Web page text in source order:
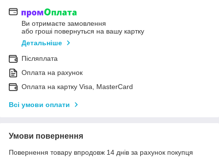
Ви отримаєте замовлення
або гроші повернуться на вашу картку
Детальніше
Післяплата
Оплата на рахунок
Оплата на картку Visa, MasterCard
Всі умови оплати
Умови повернення
Повернення товару впродовж 14 днів за рахунок покупця